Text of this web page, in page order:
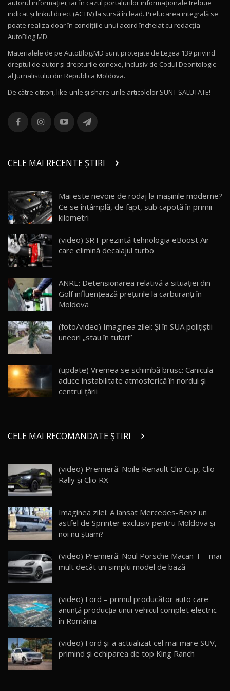
16:27
11
Noul Volvo ES90 / Test Drive AutoBlog.MD
12
Noul MG HS / Test Drive AutoBlog.MD
16:48
13
combină aventura cu luxul / AutoBlog.MD
36:08
chinez care face lumea să se întoarcă după el
/ AutoBlog.MD
17:27
15 14:37
16
AutoBlogMD
13:10
17 20:06
Va fi modelul nr.1 BYD în Moldova? BYD Seal U
30:08
AutoBlog.MD
23:36
20
Noul ZEEKR 7X / Test Drive AutoBlog.MD
29:08
21
AutoBlog.MD
16:59
22
Noua Mazda 6e / Test Drive AutoBlog.MD
26:59
23
Lynk & Co 01 / Test Drive AutoBlog.MD
25:19
24
Van Electric Testat în Moldova / AutoBlog.MD
26:38
25
mai Exclusiv și Puternic Defender Testat în
Moldova
32:21
26
AutoBlog.MD
10:57
autorul informației, iar în cazul portalurilor informaționale trebuie
indicat și linkul direct (ACTIV) la sursă în lead. Prelucarea integrală se
poate realiza doar în condițiile unui acord încheiat cu redacţia
AutoBlog.MD.
Materialele de pe AutoBlog.MD sunt protejate de Legea 139 privind
dreptul de autor și drepturile conexe, inclusiv de Codul Deontologic
al Jurnalistului din Republica Moldova.
De către cititori, like-urile şi share-urile articolelor SUNT SALUTATE!
CELE MAI RECENTE ȘTIRI
Mai este nevoie de rodaj la mașinile moderne?
Ce se întâmplă, de fapt, sub capotă în primii
kilometri
(video) SRT prezintă tehnologia eBoost Air
care elimină decalajul turbo
ANRE: Detensionarea relativă a situației din
Golf influențează prețurile la carburanți în
Moldova
(foto/video) Imaginea zilei: Și în SUA polițiștii
uneori „stau în tufari”
(update) Vremea se schimbă brusc: Canicula
aduce instabilitate atmosferică în nordul și
centrul țării
CELE MAI RECOMANDATE ȘTIRI
(video) Premieră: Noile Renault Clio Cup, Clio
Rally şi Clio RX
Imaginea zilei: A lansat Mercedes-Benz un
astfel de Sprinter exclusiv pentru Moldova şi
noi nu ştiam?
(video) Premieră: Noul Porsche Macan T – mai
mult decât un simplu model de bază
(video) Ford – primul producător auto care
anunță producția unui vehicul complet electric
în România
(video) Ford şi-a actualizat cel mai mare SUV,
primind şi echiparea de top King Ranch